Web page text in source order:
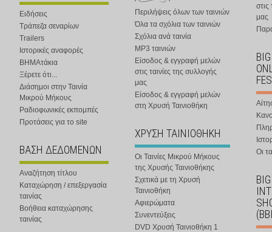
Ειδήσεις
Τράπεζα σεναρίων
Trailers
Ιστορικές αναφορές
ΒΗΜΑτάκια
Ξέρετε ότι...
Διάσημοι στην Ταινία
Μικρού Μήκους
Ραδιοφωνικές εκπομπές
Προτάσεις για το site
ΒΑΣΗ ΔΕΔΟΜΕΝΩΝ
Αναζήτηση τίτλου
Καταχώρηση / επεξεργασία
ταινίας
Βοήθεια καταχώρησης
ταινίας
Περιλήψεις όλων των ταινιών
Όλα τα σχόλια των ταινιών
Σχόλια ανά ταινία
MP3 ταινιών
Είσοδος & εγγραφή μελών
στις ταινίες της συλλογής
μας
Είσοδος & εγγραφή μελών
στη Χρυσή Ταινιοθήκη
ΧΡΥΣΗ ΤΑΙΝΙΟΘΗΚΗ
Οι Ταινίες Μικρού Μήκους
της Χρυσής Ταινιοθήκης
Σχετικά με τη Χρυσή
Ταινιοθήκη
Αφιερώματα
Συνεντεύξεις
DVD Χρυσή Ταινιοθήκη 1
στις
μας
Οι